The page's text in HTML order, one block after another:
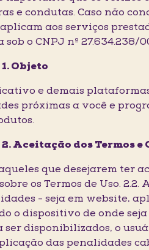
e condutas. Caso não
aplicam aos serviços
sob o CNPJ nº
Objeto
e demais
próximas a você e
Aceitação dos Termos e
aqueles que desejarem ter
os Termos de Uso.
- seja em website,
o dispositivo de onde
ser disponibilizados, o
das penalidades